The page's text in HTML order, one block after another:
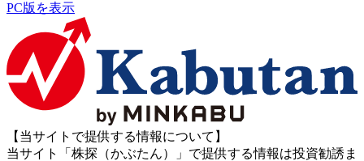
PC版を表示
【当サイトで提供する情報について】
当サイト「株探（かぶたん）」で提供する情報は投資勧誘ま